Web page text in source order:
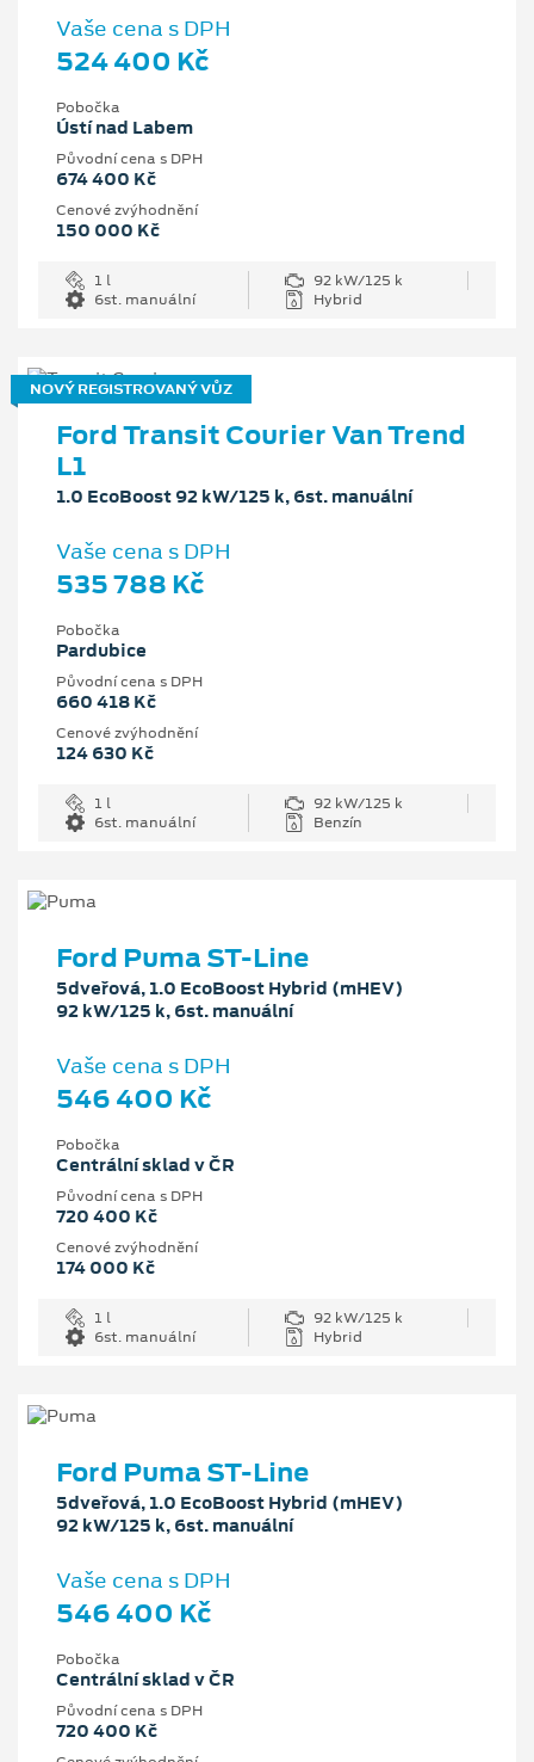
Vaše cena s DPH
524 400 Kč
Pobočka
Ústí nad Labem
Původní cena s DPH
674 400 Kč
Cenové zvýhodnění
150 000 Kč
1 l
92 kW/125 k
6st. manuální
Hybrid
NOVÝ REGISTROVANÝ VŮZ
Ford Transit Courier Van Trend
L1
1.0 EcoBoost 92 kW/125 k, 6st. manuální
Vaše cena s DPH
535 788 Kč
Pobočka
Pardubice
Původní cena s DPH
660 418 Kč
Cenové zvýhodnění
124 630 Kč
1 l
92 kW/125 k
6st. manuální
Benzín
Ford Puma ST-Line
5dveřová, 1.0 EcoBoost Hybrid (mHEV)
92 kW/125 k, 6st. manuální
Vaše cena s DPH
546 400 Kč
Pobočka
Centrální sklad v ČR
Původní cena s DPH
720 400 Kč
Cenové zvýhodnění
174 000 Kč
1 l
92 kW/125 k
6st. manuální
Hybrid
Ford Puma ST-Line
5dveřová, 1.0 EcoBoost Hybrid (mHEV)
92 kW/125 k, 6st. manuální
Vaše cena s DPH
546 400 Kč
Pobočka
Centrální sklad v ČR
Původní cena s DPH
720 400 Kč